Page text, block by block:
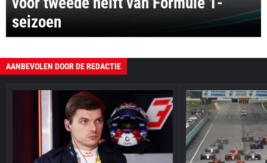
seizoen
AANBEVOLEN DOOR DE REDACTIE